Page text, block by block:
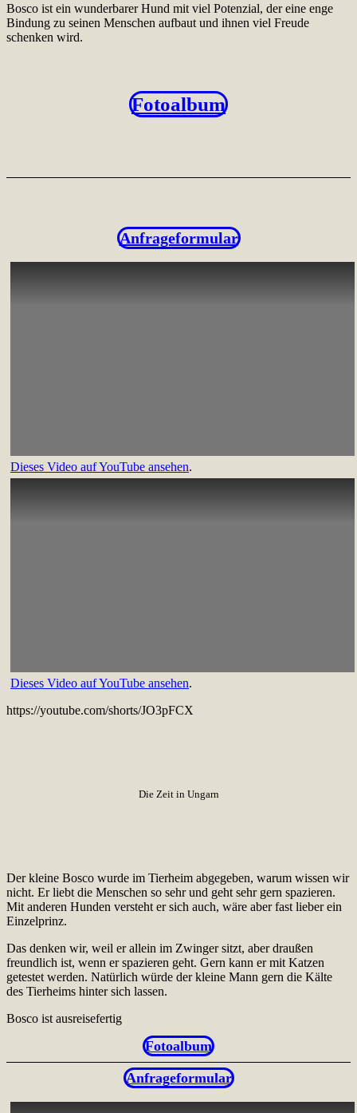
Bosco ist ein wunderbarer Hund mit viel Potenzial, der eine enge
Bindung zu seinen Menschen aufbaut und ihnen viel Freude
schenken wird.
Fotoalbum
Anfrageformular
Dieses Video auf YouTube ansehen.
Dieses Video auf YouTube ansehen.
https://youtube.com/shorts/JO3pFCX
Die Zeit in Ungarn
Der kleine Bosco wurde im Tierheim abgegeben, warum wissen wir
nicht. Er liebt die Menschen so sehr und geht sehr gern spazieren.
Mit anderen Hunden versteht er sich auch, wäre aber fast lieber ein
Einzelprinz.
Das denken wir, weil er allein im Zwinger sitzt, aber draußen
freundlich ist, wenn er spazieren geht. Gern kann er mit Katzen
getestet werden. Natürlich würde der kleine Mann gern die Kälte
des Tierheims hinter sich lassen.
Bosco ist ausreisefertig
Fotoalbum
Anfrageformular